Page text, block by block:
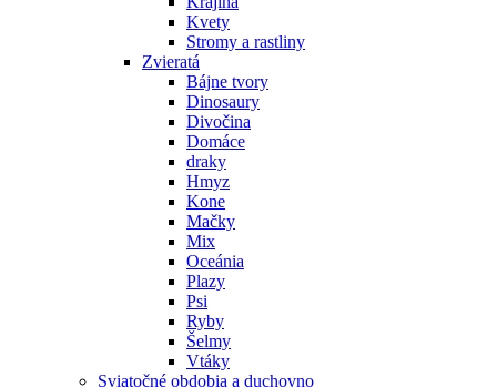
Kvety
Stromy a rastliny
Zvieratá
Bájne tvory
Dinosaury
Divočina
Domáce
draky
Hmyz
Kone
Mačky
Mix
Oceánia
Plazy
Psi
Ryby
Šelmy
Vtáky
Sviatočné obdobia a duchovno